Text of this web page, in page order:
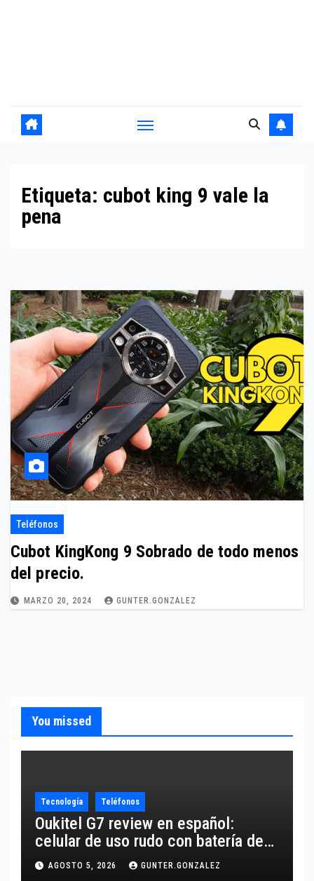
Etiqueta: cubot king 9 vale la
pena
Teléfonos
Cubot KingKong 9 Sobrado de todo menos
del precio.
MARZO 20, 2024 GUNTER.GONZALEZ
You missed
Tecnología Teléfonos
Oukitel G7 review en español:
celular de uso rudo con batería de
10,600 mAh
AGOSTO 5, 2026 GUNTER.GONZALEZ